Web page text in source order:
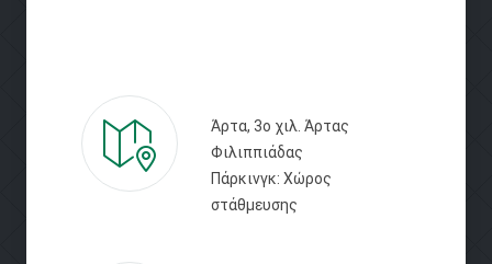
Άρτα, 3ο χιλ. Άρτας
Φιλιππιάδας
Πάρκινγκ: Χώρος
στάθμευσης